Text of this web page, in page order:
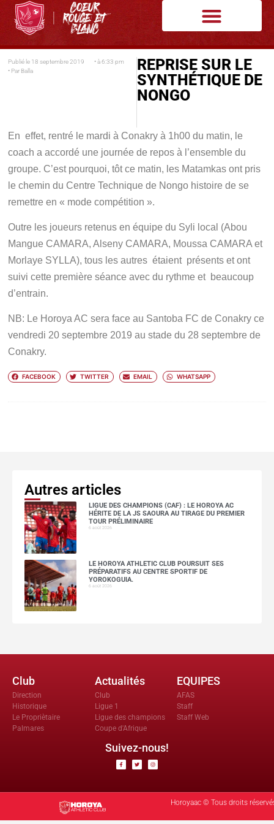
Publié le 18 septembre 2019 • à 6:33 pm
• Par Balla
REPRISE SUR LE
SYNTHÉTIQUE DE
NONGO
En effet, rentré le mardi à Conakry à 1h00 du matin, le
coach a accordé une journée de repos à l’ensemble du
groupe. C’est pourquoi, tôt ce matin, les Matamkas ont pris
le chemin du Centre Technique de Nongo histoire de se
remettre en « mode compétition ».
Outre les joueurs retenus en équipe du Syli local (Abou
Mangue CAMARA, Alseny CAMARA, Moussa CAMARA et
Morlaye SYLLA), tous les autres étaient présents et ont
suivi cette première séance avec du rythme et beaucoup
d’entrain.
NB: Le Horoya AC sera face au Santoba FC de Conakry ce
vendredi 20 septembre 2019 au stade du 28 septembre de
Conakry.
FACEBOOK TWITTER EMAIL WHATSAPP
Autres articles
LIGUE DES CHAMPIONS (CAF) : LE HOROYA AC
HÉRITE DE LA JS SAOURA AU TIRAGE DU PREMIER
TOUR PRÉLIMINAIRE
6 août 2026
LE HOROYA ATHLETIC CLUB POURSUIT SES
PRÉPARATIFS AU CENTRE SPORTIF DE
YOROKOGUIA.
6 août 2026
Club
Direction
Historique
Le Propriètaire
Palmares
Actualités
Club
Ligue 1
Ligue des champions
Coupe d'Afrique
EQUIPES
AFAS
Staff
Staff Web
Suivez-nous!
Horoyaac © Tous droits